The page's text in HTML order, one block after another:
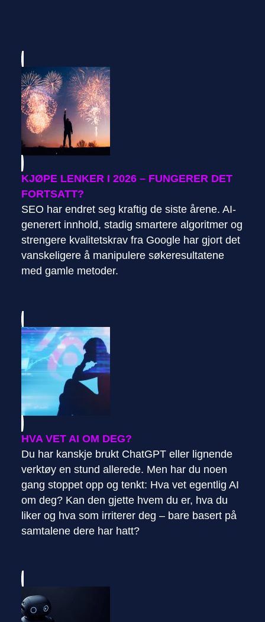
KJØPE LENKER I 2026 – FUNGERER DET
FORTSATT?
SEO har endret seg kraftig de siste årene. AI-
generert innhold, stadig smartere algoritmer og
strengere kvalitetskrav fra Google har gjort det
vanskeligere å manipulere søkeresultatene
med gamle metoder.
HVA VET AI OM DEG?
Du har kanskje brukt ChatGPT eller lignende
verktøy en stund allerede. Men har du noen
gang stoppet opp og tenkt: Hva vet egentlig AI
om deg? Kan den gjette hvem du er, hva du
liker og hva som irriterer deg – bare basert på
samtalene dere har hatt?